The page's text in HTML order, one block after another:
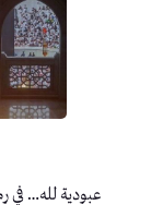
عبودية لله…